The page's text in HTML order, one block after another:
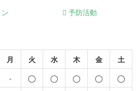
予防活動
月
火 水 木 金 土
- ◯ ◯ ◯ ◯
◯